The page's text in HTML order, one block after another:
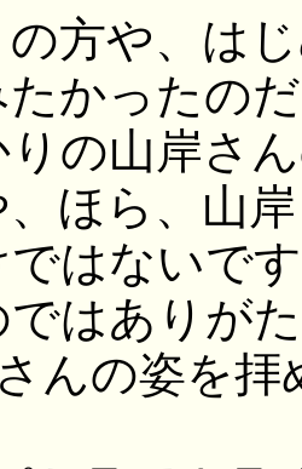
方や、は
かったの
りの山岸さ
ほら、山
はないで
ではありが
さんの姿を拝